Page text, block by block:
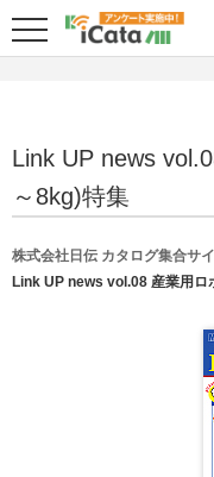
Link UP news
～8kg)特集
株式会社日伝 カタログ集合サ
Link UP news vol.08 産業用ロ